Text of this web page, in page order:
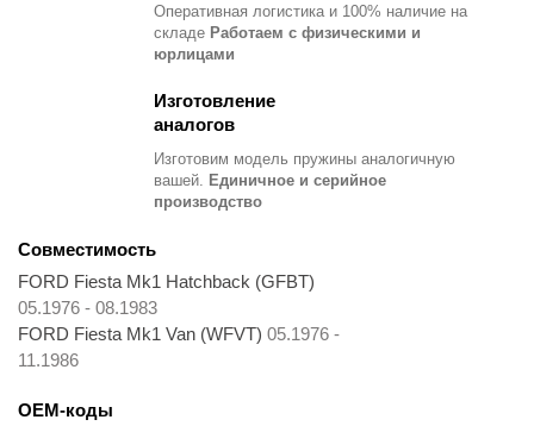
Оперативная логистика и 100% наличие на
складе Работаем с физическими и
юрлицами
Изготовление
аналогов
Изготовим модель пружины аналогичную
вашей. Единичное и серийное
производство
Совместимость
FORD Fiesta Mk1 Hatchback (GFBT)
05.1976 - 08.1983
FORD Fiesta Mk1 Van (WFVT) 05.1976 -
11.1986
OEM-коды